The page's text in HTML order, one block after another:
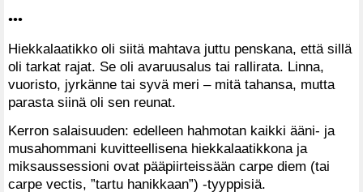
•••
Hiekkalaatikko oli siitä mahtava juttu penskana, että sillä
oli tarkat rajat. Se oli avaruusalus tai rallirata. Linna,
vuoristo, jyrkänne tai syvä meri – mitä tahansa, mutta
parasta siinä oli sen reunat.
Kerron salaisuuden: edelleen hahmotan kaikki ääni- ja
musahommani kuvitteellisena hiekkalaatikkona ja
miksaussessioni ovat pääpiirteissään carpe diem (tai
carpe vectis, ”tartu hanikkaan”) -tyyppisiä.